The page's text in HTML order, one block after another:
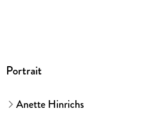
Portrait
Anette Hinrichs